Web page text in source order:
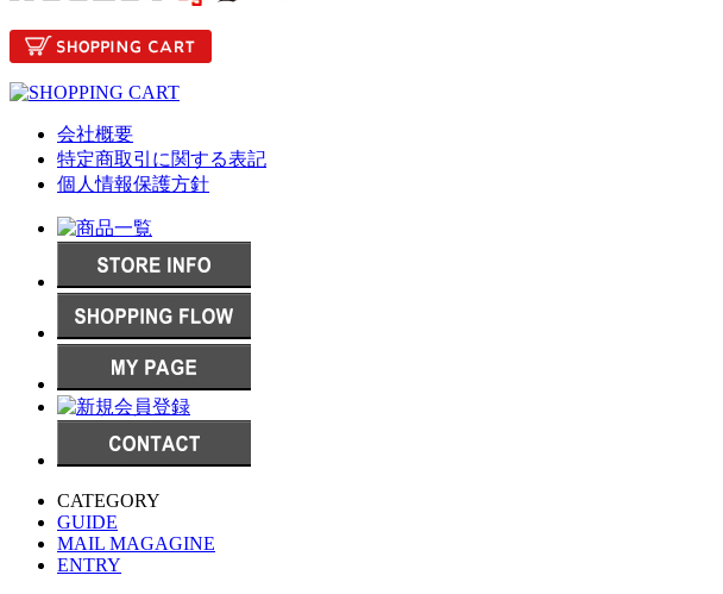
会社概要
特定商取引に関する表記
個人情報保護方針
CATEGORY
GUIDE
MAIL MAGAGINE
ENTRY